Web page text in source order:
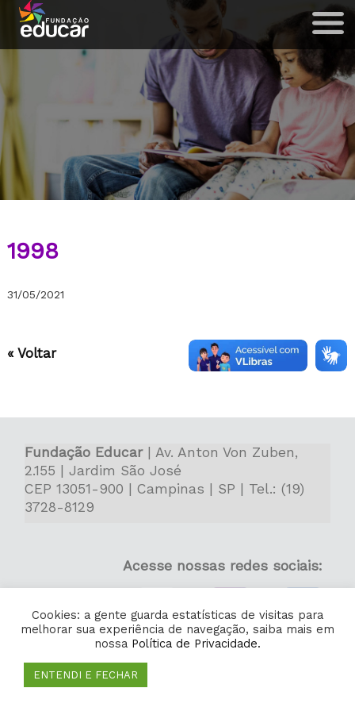
1998
31/05/2021
« Voltar
Fundação Educar| Av. Anton Von Zuben,
2.155 | Jardim São José
CEP 13051-900 | Campinas | SP | Tel.: (19)
3728-8129
Acesse nossas redes sociais:
Cookies: a gente guarda estatísticas de visitas para
melhorar sua experiência de navegação, saiba mais em
nossa Política de Privacidade.
ENTENDI E FECHAR